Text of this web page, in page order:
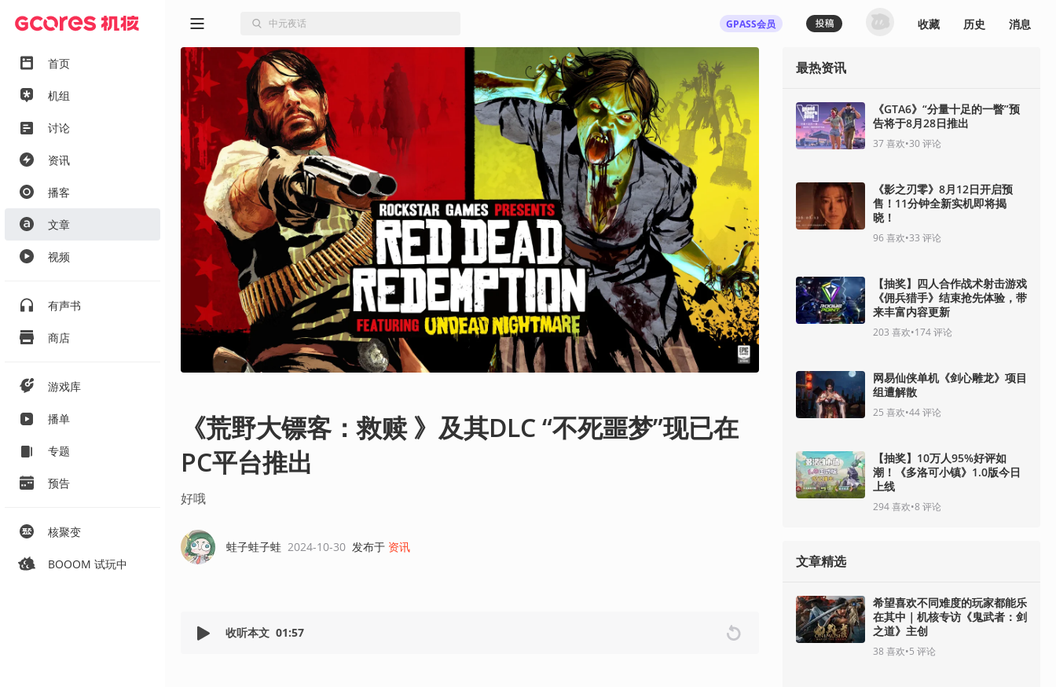
首页
机组
讨论
资讯
播客
文章
视频
有声书
商店
游戏库
播单
专题
预告
核聚变
BOOOM 试玩中
GPASS会员 收藏 历史 消息
《荒野大镖客：救赎 》及其DLC “不死噩梦”现已在
PC平台推出
好哦
蛙子蛙子蛙 2024-10-30 发布于 资讯
收听本文 01:57
最热资讯
《GTA6》“分量十足的一瞥”预
告将于8月28日推出
37喜欢•30评论
《影之刃零》8月12日开启预
售！11分钟全新实机即将揭
晓！
96喜欢•33 评论
【抽奖】四人合作战术射击游戏
《佣兵猎手》结束抢先体验，带
来丰富内容更新
203 喜欢•174评论
网易仙侠单机《剑心雕龙》项目
组遭解散
25 喜欢•44评论
【抽奖】10万人95%好评如
潮！《多洛可小镇》1.0版今日
上线
294喜欢•8 评论
文章精选
希望喜欢不同难度的玩家都能乐
在其中｜机核专访《鬼武者：剑
之道》主创
38 喜欢•5 评论